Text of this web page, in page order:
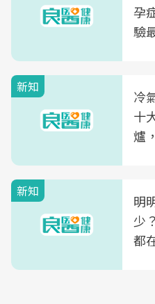
孕
驗
光
康
新知
冷
十
爐
新知
明
少
都